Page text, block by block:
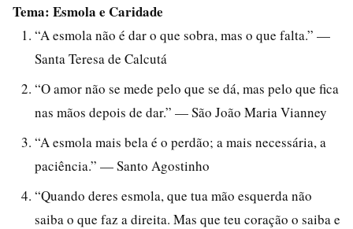
Tema: Esmola e Caridade
“A esmola não é dar o que sobra, mas o que falta.” —
Santa Teresa de Calcutá
“O amor não se mede pelo que se dá, mas pelo que fica
nas mãos depois de dar.” — São João Maria Vianney
“A esmola mais bela é o perdão; a mais necessária, a
paciência.” — Santo Agostinho
“Quando deres esmola, que tua mão esquerda não
saiba o que faz a direita. Mas que teu coração o saiba e